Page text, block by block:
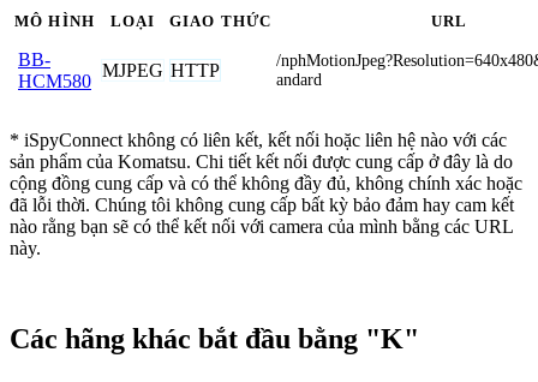
MÔ HÌNH LOẠI GIAO THỨC URL
BB-
HCM580
MJPEG HTTP
/
andard
* iSpyConnect không có liên kết, kết nối hoặc liên hệ nào với các
sản phẩm của Komatsu. Chi tiết kết nối được cung cấp ở đây là do
cộng đồng cung cấp và có thể không đầy đủ, không chính xác hoặc
đã lỗi thời. Chúng tôi không cung cấp bất kỳ bảo đảm hay cam kết
nào rằng bạn sẽ có thể kết nối với camera của mình bằng các URL
này.
Các hãng khác bắt đầu bằng "K"